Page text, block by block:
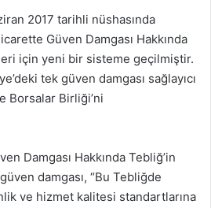
2017 tarihli nüshasında
Güven Damgası Hakkında
için yeni bir sisteme geçilmiştir.
tek güven damgası sağlayıcı
Borsalar Birliği’ni
Damgası Hakkında Tebliğ’in
damgası, “Bu Tebliğde
ve hizmet kalitesi standartlarına